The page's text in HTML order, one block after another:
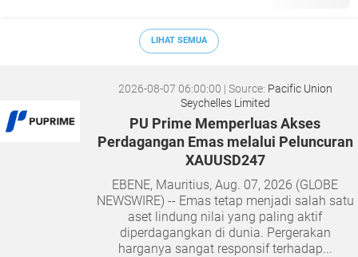
LIHAT SEMUA
2026-08-07 06:00:00 | Source: Pacific Union
Seychelles Limited
PU Prime Memperluas Akses
Perdagangan Emas melalui Peluncuran
XAUUSD247
EBENE, Mauritius, Aug. 07, 2026 (GLOBE
NEWSWIRE) -- Emas tetap menjadi salah satu
aset lindung nilai yang paling aktif
diperdagangkan di dunia. Pergerakan
harganya sangat responsif terhadap...